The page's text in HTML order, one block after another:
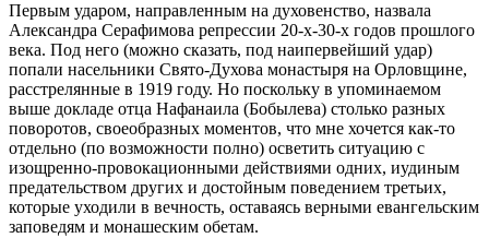
Первым ударом, направленным на духовенство, назвала
Александра Серафимова репрессии 20-х-30-х годов прошлого
века. Под него (можно сказать, под наипервейший удар)
попали насельники Свято-Духова монастыря на Орловщине,
расстрелянные в 1919 году. Но поскольку в упоминаемом
выше докладе отца Нафанаила (Бобылева) столько разных
поворотов, своеобразных моментов, что мне хочется как-то
отдельно (по возможности полно) осветить ситуацию с
изощренно-провокационными действиями одних, иудиным
предательством других и достойным поведением третьих,
которые уходили в вечность, оставаясь верными евангельским
заповедям и монашеским обетам.